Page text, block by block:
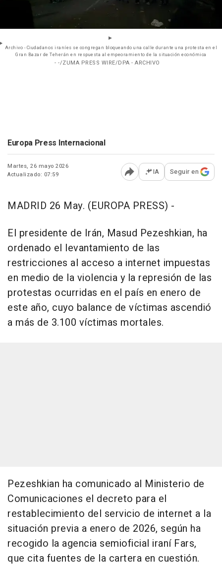
Archivo - Ciudadanos iraníes se congregan bloqueando una calle durante una protesta en el
Gran Bazar de Teherán en respuesta al empeoramiento de la situación económica
- -/ZUMA PRESS WIRE/DPA - ARCHIVO
Europa Press Internacional
Martes, 26 mayo 2026
Actualizado: 07:59
Abrir opciones para
IA Seguir en
MADRID 26 May. (EUROPA PRESS) -
El presidente de Irán, Masud Pezeshkian, ha
ordenado el levantamiento de las
restricciones al acceso a internet impuestas
en medio de la violencia y la represión de las
protestas ocurridas en el país en enero de
este año, cuyo balance de víctimas ascendió
a más de 3.100 víctimas mortales.
Pezeshkian ha comunicado al Ministerio de
Comunicaciones el decreto para el
restablecimiento del servicio de internet a la
situación previa a enero de 2026, según ha
recogido la agencia semioficial iraní Fars,
que cita fuentes de la cartera en cuestión.